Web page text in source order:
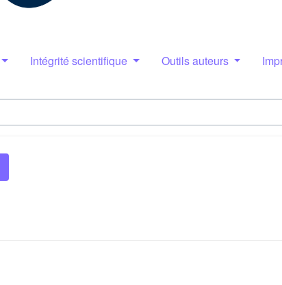
Intégrité scientifique Outils auteurs